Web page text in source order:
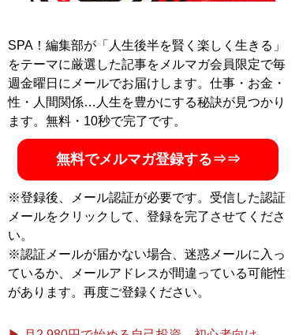
『安井式上がりＸハロン
攻略法 』
（秀和システム）
記事一覧へ
SPA！編集部が「人生後半を賢く楽しく生きる」
をテーマに厳選した記事をメルマガ会員限定で毎
週金曜日にメールでお届けします。仕事・お金・
性・人間関係…人生を豊かにする秘訣が見つかり
ます。無料・10秒で完了です。
無料でメルマガ登録する⇒⇒
※登録後、メール認証が必要です。受信した認証
メールをクリックして、登録を完了させてくださ
い。
※認証メールが届かない場合、迷惑メールに入っ
ているか、メールアドレスが間違っている可能性
があります。再度ご登録ください。